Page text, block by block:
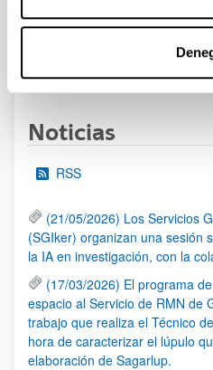
Noticias
RSS
(21/05/2026) Los Servicios
(SGIker) organizan una sesión
la IA en investigación, con la
(17/03/2026) El programa
espacio al Servicio de RMN de
trabajo que realiza el Técnico
hora de caracterizar el lúpulo
elaboración de Sagarlup.